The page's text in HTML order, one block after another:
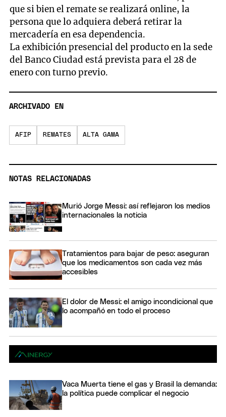
que si bien el remate se realizará online, la
persona que lo adquiera deberá retirar la
mercadería en esa dependencia.
La exhibición presencial del producto en la sede
del Banco Ciudad está prevista para el 28 de
enero con turno previo.
ARCHIVADO EN
AFIP REMATES ALTA GAMA
NOTAS RELACIONADAS
Murió Jorge Messi: así reflejaron los medios
internacionales la noticia
Tratamientos para bajar de peso: aseguran
que los medicamentos son cada vez más
accesibles
El dolor de Messi: el amigo incondicional que
lo acompañó en todo el proceso
Vaca Muerta tiene el gas y Brasil la demanda:
la política puede complicar el negocio